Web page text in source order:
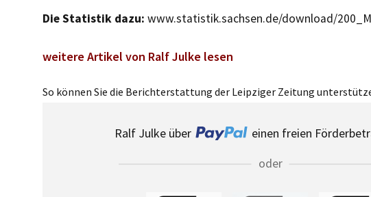
Die Statistik dazu: www.statistik.sachsen.de/download/
weitere Artikel von Ralf Julke lesen
So können Sie die Berichterstattung der Leipziger Zeitung
Ralf Julke über
einen freien
oder